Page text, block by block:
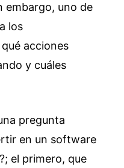
embargo, uno de
los
acciones
y cuáles
pregunta
en un software
el primero, que